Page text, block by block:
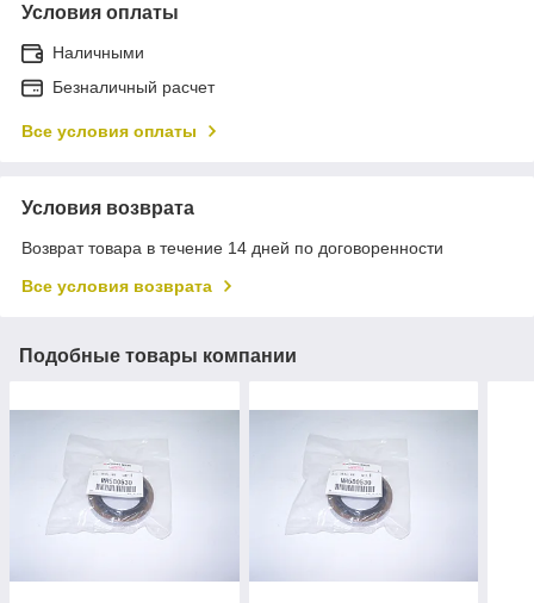
Условия оплаты
Наличными
Безналичный расчет
Все условия оплаты
Условия возврата
Возврат товара в течение 14 дней по договоренности
Все условия возврата
Подобные товары компании